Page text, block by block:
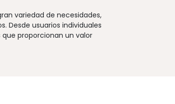
variedad de necesidades,
Desde usuarios individuales
proporcionan un valor